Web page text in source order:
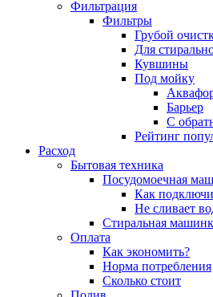
Фильтрация
Фильтры
Грубой
Для
Кувшины
Под мойку
Барьер
С
Рейтинг
Расход
Бытовая техника
Посудомоечная
Как
Не сливает
Стиральная
Оплата
Как экономить?
Норма потребления
Сколько стоит